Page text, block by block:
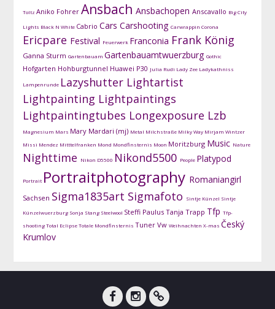
Toltz Aniko Fohrer Ansbach Ansbachopen Anscavallo Big City
Lights Black N White Cabrio Cars Carshooting Carwrappin Corona
Ericpare Festival Feuerwerk Franconia Frank König
Ganna Sturm Gartenbauam Gartenbauamtwuerzburg Gothic
Hofgarten Hohburgtunnel Huawei P30 Julia Rudi Lady Zee Ladykathniss
Lampenrunde Lazyshutter Lightartist
Lightpainting Lightpaintings
Lightpaintingtubes Longexposure Lzb
Magnesium Mars Mary Mardari (mj) Metal Milchstraße Milky Way Mirjam Wintzer
Missi Mendez Mitttelfranken Mond Mondfinsternis Moon Moritzburg Music Nature
Nighttime Nikon D5500 Nikond5500 People Platypod
Portrait Portraitphotography Romaniangirl
Sachsen Sigma1835art Sigmafoto Sintje Künzel Sintje
Künzelwuerzburg Sonja Stang Steelwool Steffi Paulus Tanja Trapp Tfp Tfp-
shootingTotal EclipseTotale Mondfinsternis Tuner Vw Weihnachten X-mas Český
Krumlov